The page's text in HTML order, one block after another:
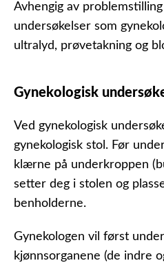
Avhengig av
undersøkelser som
ultralyd, prøvetakning og
Gynekologisk
Ved gynekologisk
gynekologisk stol. Før
klærne på underkroppen
setter deg i stolen og
benholderne.
Gynekologen vil først
kjønnsorganene (de indre